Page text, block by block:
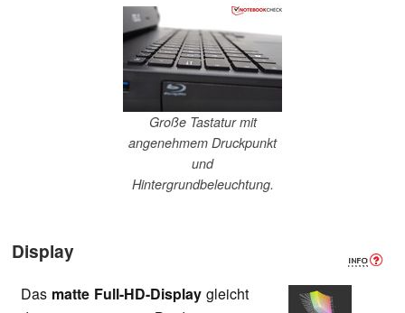
Große Tastatur mit
angenehmem Druckpunkt
und
Hintergrundbeleuchtung.
Display
Das matte Full-HD-Display gleicht